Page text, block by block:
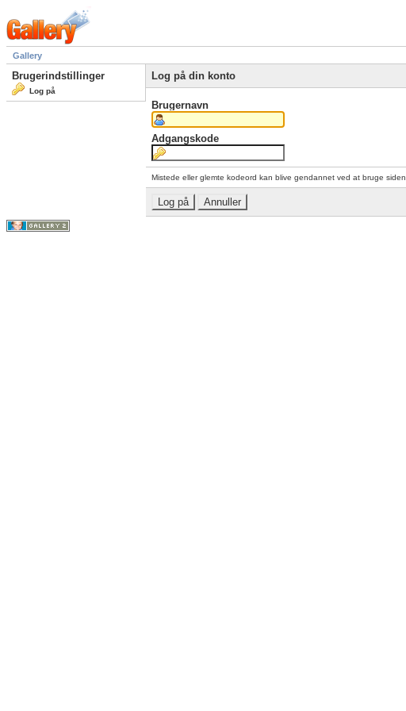
Gallery
Brugerindstillinger
Log på
Log på din konto
Brugernavn
Adgangskode
Mistede eller glemte kodeord kan blive gendannet ved at bruge siden